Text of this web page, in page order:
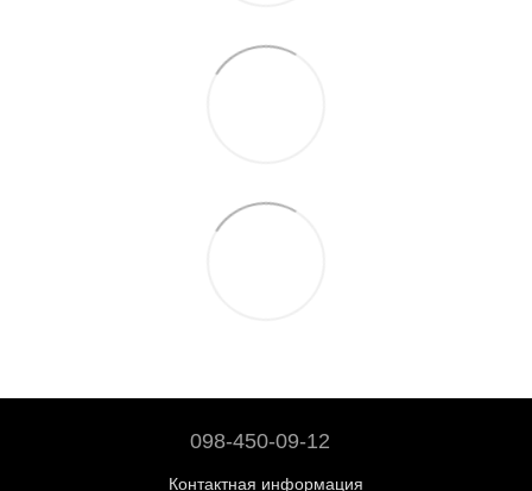
098-450-09-12
Контактная информация